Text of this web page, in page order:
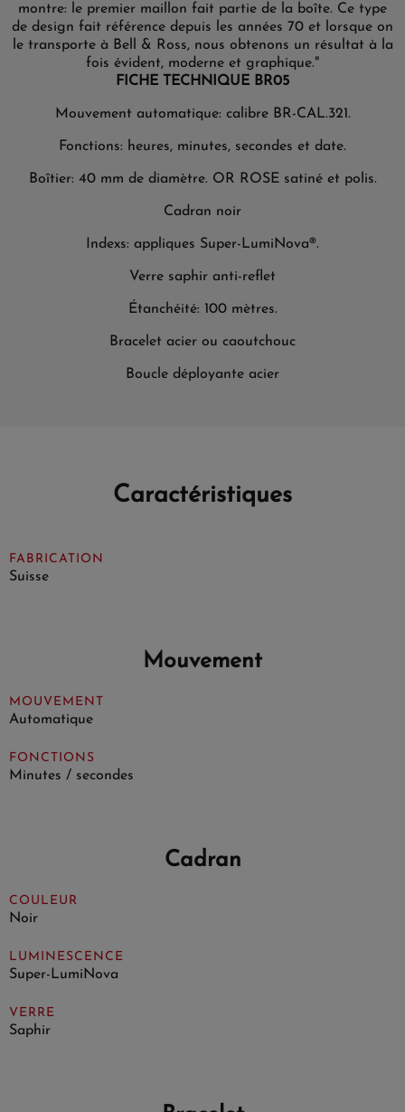
montre: le premier maillon fait partie de la boîte. Ce type
de design fait référence depuis les années 70 et lorsque on
le transporte à Bell & Ross, nous obtenons un résultat à la
fois évident, moderne et graphique."
FICHE TECHNIQUE BR05
Mouvement automatique: calibre BR-CAL.321.
Fonctions: heures, minutes, secondes et date.
Boîtier: 40 mm de diamètre. OR ROSE satiné et polis.
Cadran noir
Indexs: appliques Super-LumiNova®.
Verre saphir anti-reflet
Étanchéité: 100 mètres.
Bracelet acier ou caoutchouc
Boucle déployante acier
Caractéristiques
FABRICATION
Suisse
Mouvement
MOUVEMENT
Automatique
FONCTIONS
Minutes / secondes
Cadran
COULEUR
Noir
LUMINESCENCE
Super-LumiNova
VERRE
Saphir